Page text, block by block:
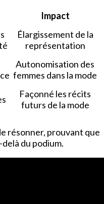
Impact
Élargissement de la
représentation
Autonomisation des
femmes dans la mode
Façonné les récits
futurs de la mode
résonner, prouvant que
du podium.